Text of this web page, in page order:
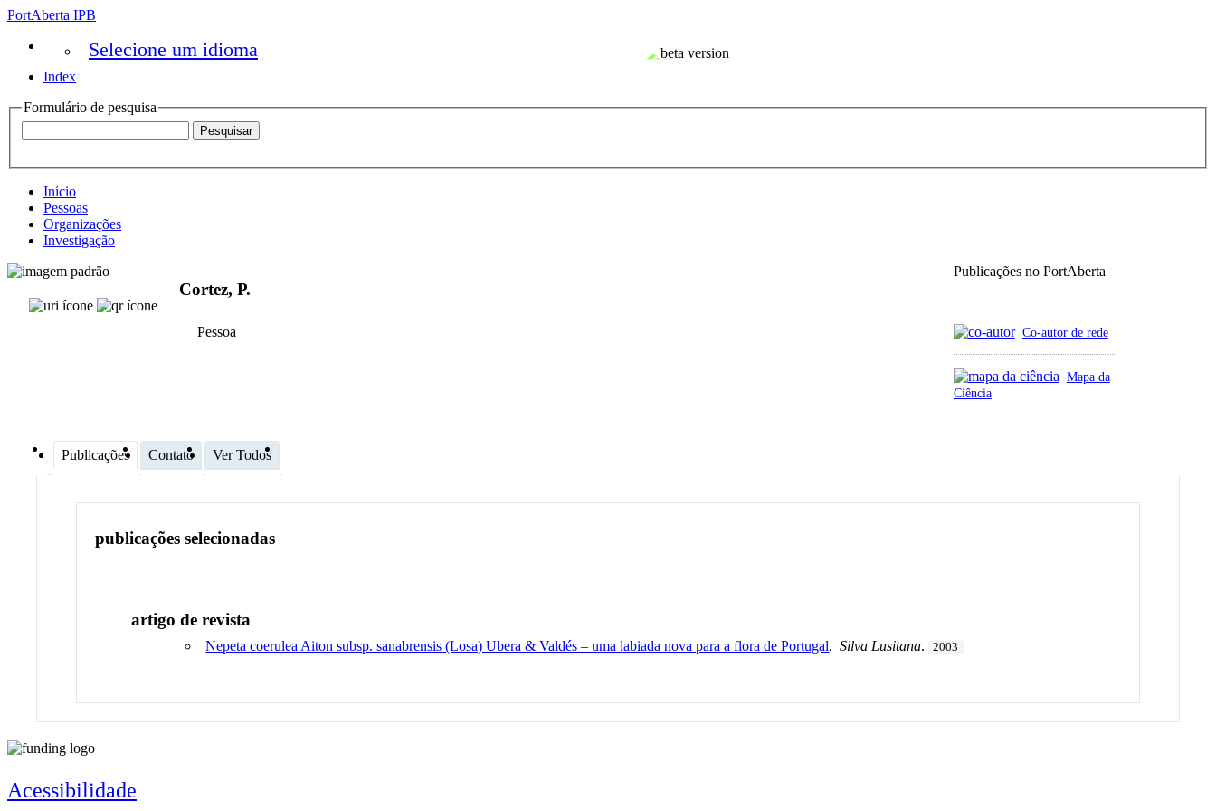
PortAberta IPB
Selecione um idioma
Index
Formulário de pesquisa
Início
Pessoas
Organizações
Investigação
Publicações no PortAberta
Co-autor de rede
Mapa da
Ciência
Cortez, P.
Pessoa
Publicações Contato Ver Todos
publicações selecionadas
artigo de revista
Nepeta coerulea Aiton subsp. sanabrensis (Losa) Ubera & Valdés – uma labiada nova para a flora de Portugal.Silva Lusitana. 2003
Acessibilidade